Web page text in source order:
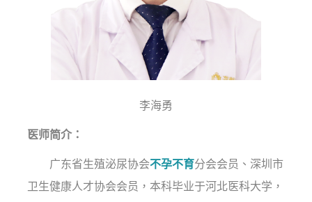
李海勇
医师简介：
广东省生殖泌尿协会不孕不育分会会员、深圳市
卫生健康人才协会会员，本科毕业于河北医科大学，